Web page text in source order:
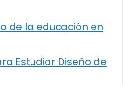
de la educación en
Estudiar Diseño de